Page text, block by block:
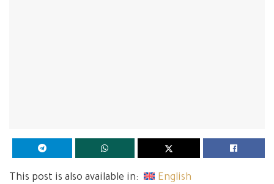
This post is also available in: English